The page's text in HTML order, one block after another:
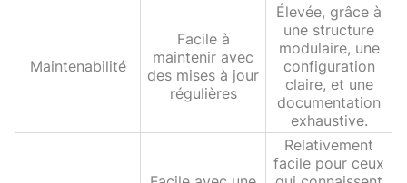
Maintenabilité
Facile à
maintenir avec
des mises à jour
régulières
Élevée, grâce à
une structure
modulaire, une
configuration
claire, et une
documentation
exhaustive.
Relativement
facile pour ceux